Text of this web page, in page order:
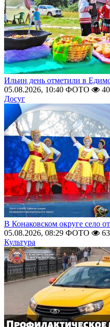
Ильин день отметили в
05.08.2026, 10:40 ФОТО
40
Досуг
В Конаковском округе село
05.08.2026, 08:29 ФОТО
63
Культура